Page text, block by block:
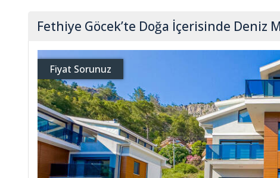
Fethiye Göcek’te Doğa İçerisinde Deniz
Fiyat Sorunuz